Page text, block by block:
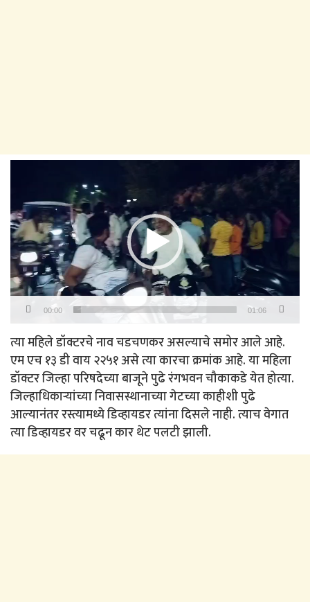
00:00 01:06
त्या महिले डॉक्टरचे नाव चडचणकर असल्याचे समोर आले आहे.
एम एच १३ डी वाय २२५१ असे त्या कारचा क्रमांक आहे. या महिला
डॉक्टर जिल्हा परिषदेच्या बाजूने पुढे रंगभवन चौकाकडे येत होत्या.
जिल्हाधिकाऱ्यांच्या निवासस्थानाच्या गेटच्या काहीशी पुढे
आल्यानंतर रस्त्यामध्ये डिव्हायडर त्यांना दिसले नाही. त्याच वेगात
त्या डिव्हायडर वर चढून कार थेट पलटी झाली.